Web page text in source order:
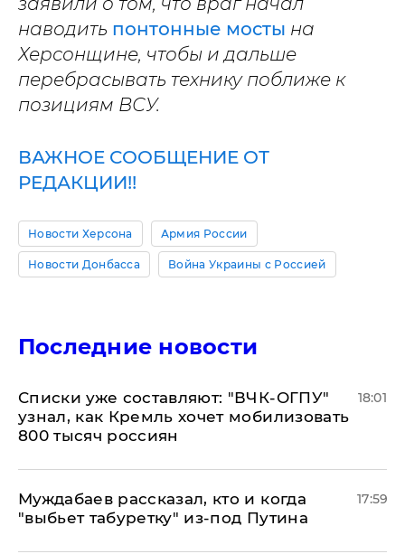
наводить понтонные мосты на
Херсонщине, чтобы и дальше
перебрасывать технику поближе к
позициям ВСУ.
ВАЖНОЕ СООБЩЕНИЕ ОТ
РЕДАКЦИИ!!
Новости Херсона Армия России
Новости Донбасса Война Украины с Россией
Последние новости
Списки уже составляют: "ВЧК-ОГПУ"
узнал, как Кремль хочет мобилизовать
800 тысяч россиян
18:01
Муждабаев рассказал, кто и когда
"выбьет табуретку" из-под Путина
17:59